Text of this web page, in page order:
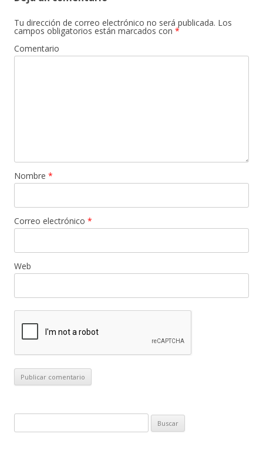
Tu dirección de correo electrónico no será publicada. Los
campos obligatorios están marcados con *
Comentario
Nombre *
Correo electrónico *
Web
u